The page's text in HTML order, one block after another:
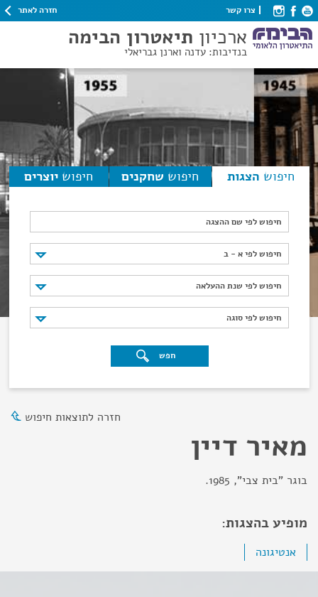
צרו קשר חזרה לאתר
ארכיון תיאטרון הבימה
בנדיבות: עדנה וארנן גבריאלי
חיפוש הצגות חיפוש שחקנים חיפוש יוצרים
חיפוש לפי שם ההצגה
חיפוש לפי א - ב
חיפוש לפי א - ב
חיפוש לפי שנת ההעלאה
חיפוש לפי שנת ההעלאה
חיפוש לפי סוגה
חיפוש לפי סוגה
חפש
חזרה לתוצאות חיפוש
מאיר דיין
בוגר "בית צבי", 1985.
מופיע בהצגות:
אנטיגונה